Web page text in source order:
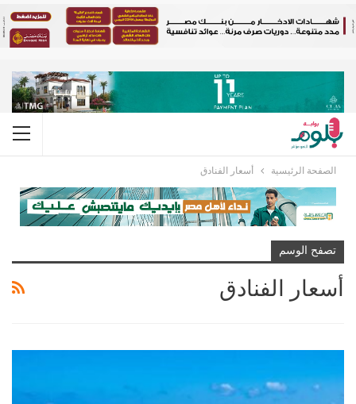
الصفحة الرئيسية أسعار الفنادق
تصفح الوسم
أسعار الفنادق